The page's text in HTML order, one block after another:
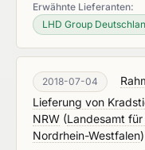
Erwähnte Lieferanten:
LHD Group
2018-07-04
Lieferung von
NRW (Landesamt
Nordrhein-Westfalen)